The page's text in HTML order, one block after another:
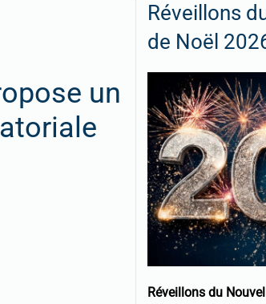
un
Réveillons
de Noël
Réveillons du